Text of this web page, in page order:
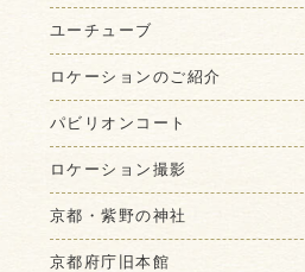
ユーチューブ
ロケーションのご紹介
パビリオンコート
ロケーション撮影
京都・紫野の神社
京都府庁旧本館